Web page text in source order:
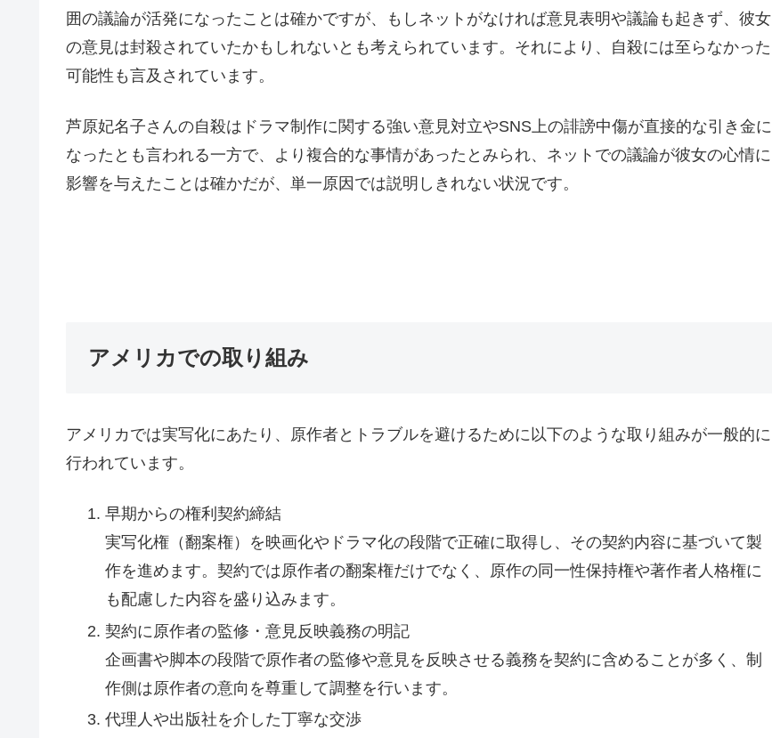
囲の議論が活発になったことは確かですが、もしネットがなければ意見表明や議論も起きず、彼女
の意見は封殺されていたかもしれないとも考えられています。それにより、自殺には至らなかった
可能性も言及されています。
芦原妃名子さんの自殺はドラマ制作に関する強い意見対立やSNS上の誹謗中傷が直接的な引き金に
なったとも言われる一方で、より複合的な事情があったとみられ、ネットでの議論が彼女の心情に
影響を与えたことは確かだが、単一原因では説明しきれない状況です。
アメリカでの取り組み
アメリカでは実写化にあたり、原作者とトラブルを避けるために以下のような取り組みが一般的に
行われています。
早期からの権利契約締結
実写化権（翻案権）を映画化やドラマ化の段階で正確に取得し、その契約内容に基づいて製
作を進めます。契約では原作者の翻案権だけでなく、原作の同一性保持権や著作者人格権に
も配慮した内容を盛り込みます。
契約に原作者の監修・意見反映義務の明記
企画書や脚本の段階で原作者の監修や意見を反映させる義務を契約に含めることが多く、制
作側は原作者の意向を尊重して調整を行います。
代理人や出版社を介した丁寧な交渉